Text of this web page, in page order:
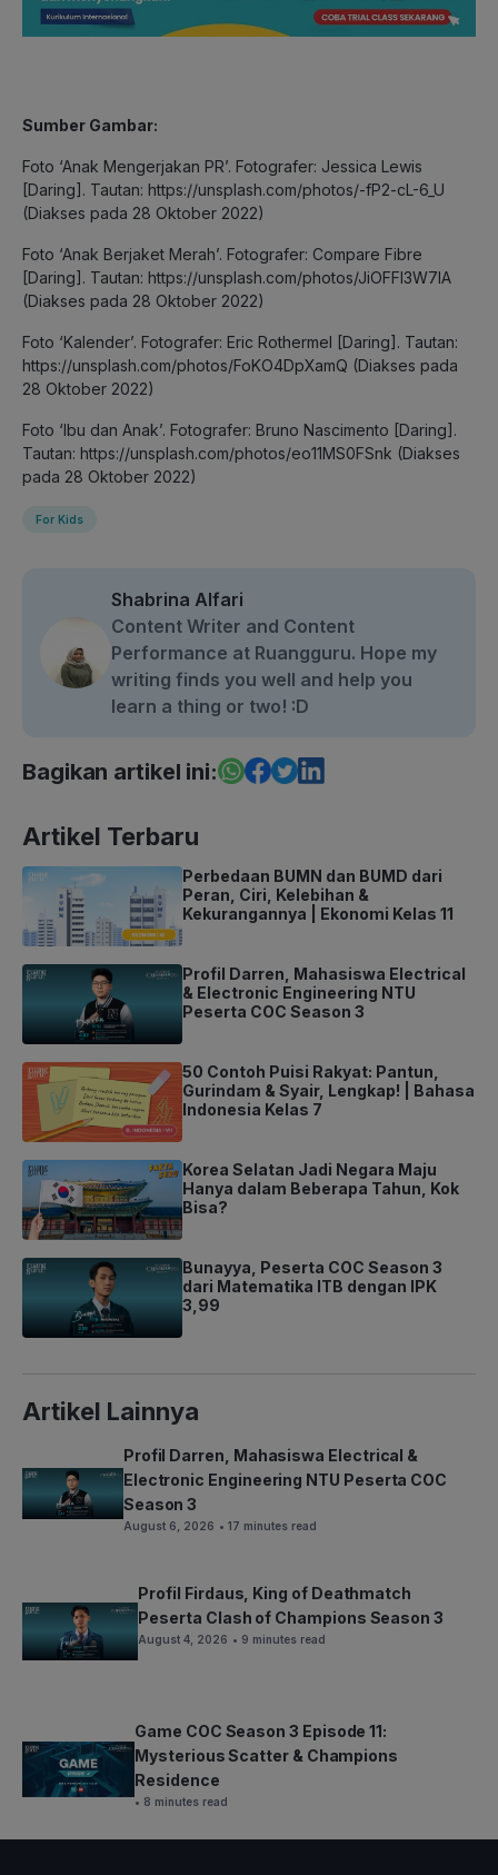
Sumber Gambar:
Foto ‘Anak Mengerjakan PR’. Fotografer: Jessica Lewis
[Daring]. Tautan: https://unsplash.com/photos/-fP2-cL-6_U
(Diakses pada 28 Oktober 2022)
Foto ‘Anak Berjaket Merah’. Fotografer: Compare Fibre
[Daring]. Tautan: https://unsplash.com/photos/JiOFFI3W7IA
(Diakses pada 28 Oktober 2022)
Foto ‘Kalender’. Fotografer: Eric Rothermel [Daring]. Tautan:
https://unsplash.com/photos/FoKO4DpXamQ (Diakses pada
28 Oktober 2022)
Foto ‘Ibu dan Anak’. Fotografer: Bruno Nascimento [Daring].
Tautan: https://unsplash.com/photos/eo11MS0FSnk (Diakses
pada 28 Oktober 2022)
For Kids
Shabrina Alfari
Content Writer and Content
Performance at Ruangguru. Hope my
writing finds you well and help you
learn a thing or two! :D
Bagikan artikel ini:
Artikel Terbaru
Perbedaan BUMN dan BUMD dari
Peran, Ciri, Kelebihan &
Kekurangannya | Ekonomi Kelas 11
Profil Darren, Mahasiswa Electrical
& Electronic Engineering NTU
Peserta COC Season 3
50 Contoh Puisi Rakyat: Pantun,
Gurindam & Syair, Lengkap! | Bahasa
Indonesia Kelas 7
Korea Selatan Jadi Negara Maju
Hanya dalam Beberapa Tahun, Kok
Bisa?
Bunayya, Peserta COC Season 3
dari Matematika ITB dengan IPK
3,99
Artikel Lainnya
Profil Darren, Mahasiswa Electrical &
Electronic Engineering NTU Peserta COC
Season 3
August 6, 2026 • 17 minutes read
Profil Firdaus, King of Deathmatch
Peserta Clash of Champions Season 3
August 4, 2026 • 9 minutes read
Game COC Season 3 Episode 11:
Mysterious Scatter & Champions
Residence
• 8 minutes read